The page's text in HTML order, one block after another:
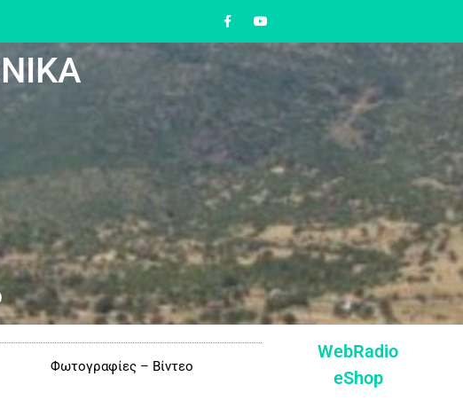
Φωτογραφίες – Βίντεο
WebRadio
eShop